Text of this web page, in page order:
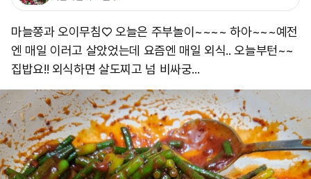
마늘쫑과 오이무침♡ 오늘은 주부놀이~~~~ 하아~~~예전
엔 매일 이러고 살았었는데 요즘엔 매일 외식.. 오늘부턴~~
집밥요!! 외식하면 살도찌고 넘 비싸궁...